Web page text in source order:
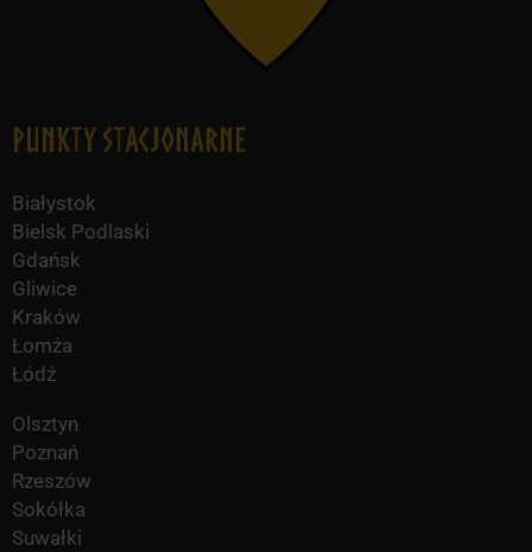
Punkty Stacjonarne
Białystok
Bielsk Podlaski
Gdańsk
Gliwice
Kraków
Łomża
Łódź
Olsztyn
Poznań
Rzeszów
Sokółka
Suwałki